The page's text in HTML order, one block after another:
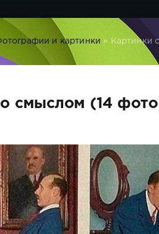
и картинки » Картинки
смыслом (14